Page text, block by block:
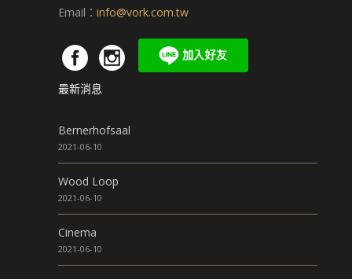
Email： info@vork.com.tw
最新消息
Bernerhofsaal
2021-06-10
Wood Loop
2021-06-10
Cinema
2021-06-10